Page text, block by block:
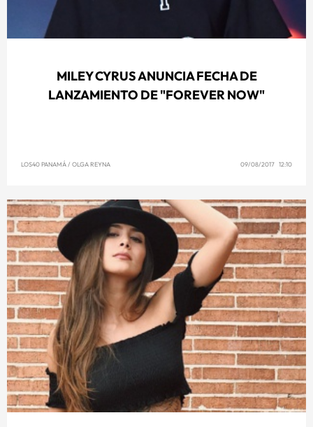
MILEY CYRUS ANUNCIA FECHA DE
LANZAMIENTO DE "FOREVER NOW"
LOS40 PANAMÁ/ OLGA REYNA 09/08/2017 12:10